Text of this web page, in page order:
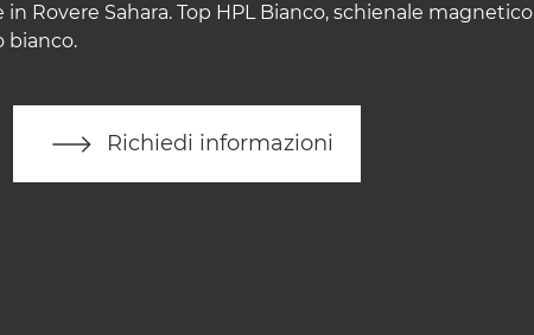
Rovere Sahara. Top HPL Bianco, schienale magnetico
bianco.
Richiedi informazioni